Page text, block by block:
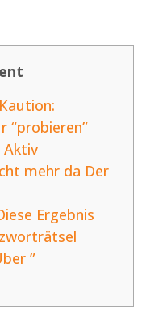
“probieren”
Aktiv
mehr da Der
Ergebnis
”